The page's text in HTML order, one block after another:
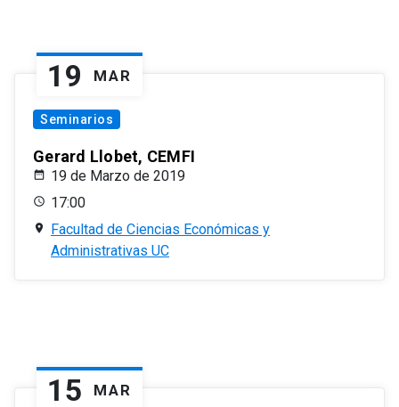
19 MAR
Seminarios
Gerard Llobet, CEMFI
19 de Marzo de 2019
17:00
Facultad de Ciencias Económicas y
Administrativas UC
15 MAR